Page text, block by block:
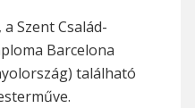
Szent Család-
Barcelona
található